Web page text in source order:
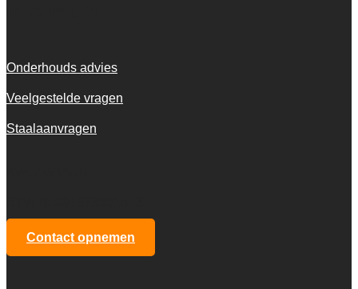
Onderhouds advies
Veelgestelde vragen
Staalaanvragen
Contact opnemen